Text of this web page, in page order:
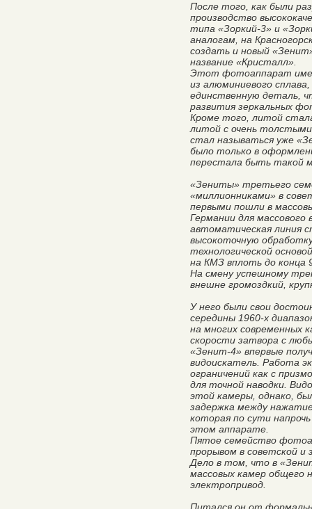
После того, как были
производство
типа «Зоркий-3» и
аналогам, на
создать и новый
название «Кристалл».
Этот фотоаппарат имел
из алюминиевого
единственную деталь,
развития зеркальных
Кроме того, литой
литой с очень
стал называться уже
было только в
перестала быть такой
«Зениты» третьего
«миллионниками» в
первыми пошли в
Германии для массового
автоматическая линия
высокоточную
технологической
на КМЗ вплоть до конца
На смену успешному
внешне громоздкий,
У него были свои
середины 1960-х
на многих современных
скорости затвора с
«Зенит-4» впервые
видоискатель. Работа
ограничений как с
для точной наводки.
этой камеры, однако,
задержка между
которая по сути
этом аппарате.
Пятое семейство
прорывом в советской
Дело в том, что в
массовых камер общего
электропривод.